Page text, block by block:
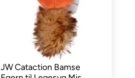
JW Cataction Bamse